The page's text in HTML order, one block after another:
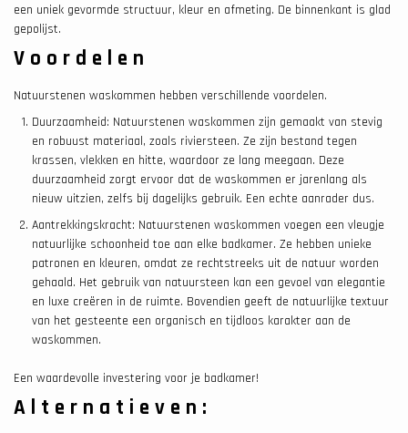
een uniek gevormde structuur, kleur en afmeting. De binnenkant is glad
gepolijst.
Voordelen
Natuurstenen waskommen hebben verschillende voordelen.
Duurzaamheid: Natuurstenen waskommen zijn gemaakt van stevig
en robuust materiaal, zoals riviersteen. Ze zijn bestand tegen
krassen, vlekken en hitte, waardoor ze lang meegaan. Deze
duurzaamheid zorgt ervoor dat de waskommen er jarenlang als
nieuw uitzien, zelfs bij dagelijks gebruik. Een echte aanrader dus.
Aantrekkingskracht: Natuurstenen waskommen voegen een vleugje
natuurlijke schoonheid toe aan elke badkamer. Ze hebben unieke
patronen en kleuren, omdat ze rechtstreeks uit de natuur worden
gehaald. Het gebruik van natuursteen kan een gevoel van elegantie
en luxe creëren in de ruimte. Bovendien geeft de natuurlijke textuur
van het gesteente een organisch en tijdloos karakter aan de
waskommen.
Een waardevolle investering voor je badkamer!
Alternatieven: